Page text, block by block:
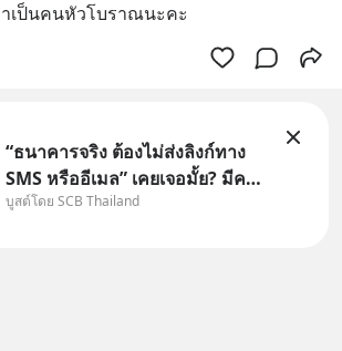
เป็นคนหัวโบราณนะคะ
“ธนาคารจริง ต้องไม่ส่งลิงก์ทาง
SMS หรืออีเมล” เคยเจอมั้ย? มีคน
อ้างว่าโทรจากธนาคาร บอกว่า
บูสต์โดย SCB Thailand